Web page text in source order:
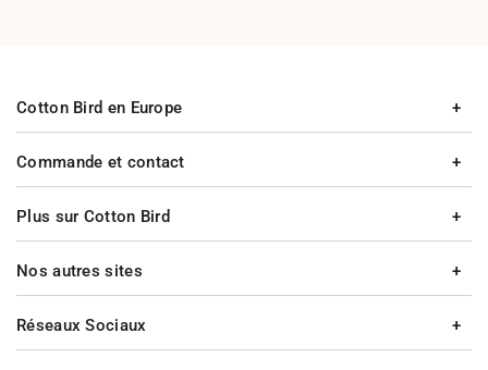
Commande et contact
Plus sur Cotton Bird
Cotton Bird en Europe
Nos autres sites
Réseaux Sociaux